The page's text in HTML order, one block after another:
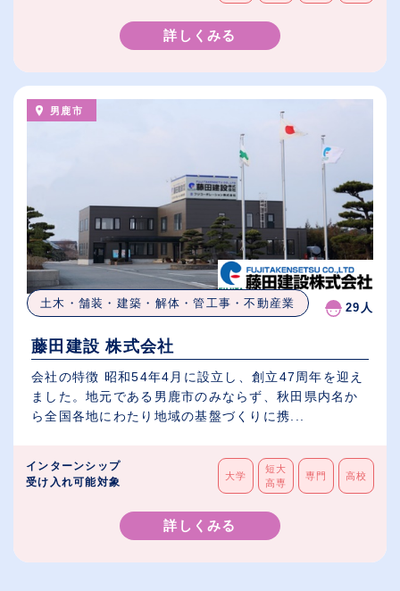
詳しくみる
男鹿市
土木・舗装・建築・解体・管工事・不動産業 29人
藤田建設 株式会社
会社の特徴 昭和54年4月に設立し、創立47周年を迎え
ました。地元である男鹿市のみならず、秋田県内名か
ら全国各地にわたり地域の基盤づくりに携...
インターンシップ
受け入れ可能対象
大学
短大
高専
専門 高校
詳しくみる